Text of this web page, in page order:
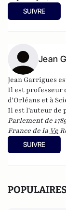
Tandonnet.
parlementaire .
SUIVRE
Jean
Jean Garrigues
Il est professeur
d'Orléans et à
Il est l'auteur de
Parlement de
France de laVe
et
Les hommes
française(Seuil,
SUIVRE
POPULAIRES